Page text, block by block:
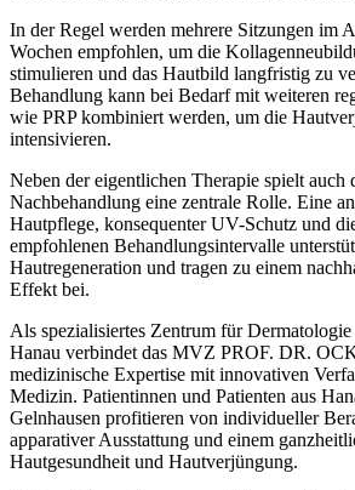
In der Regel werden mehrere Sitzungen im
Wochen empfohlen, um die
stimulieren und das Hautbild langfristig zu
Behandlung kann bei Bedarf mit weiteren
wie PRP kombiniert werden, um die
intensivieren.
Neben der eigentlichen Therapie spielt auch
Nachbehandlung eine zentrale Rolle. Eine
Hautpflege, konsequenter UV-Schutz und
empfohlenen Behandlungsintervalle
Hautregeneration und tragen zu einem
Effekt bei.
Als spezialisiertes Zentrum für
Hanau verbindet das MVZ PROF. DR.
medizinische Expertise mit innovativen
Medizin. Patientinnen und Patienten aus
Gelnhausen profitieren von individueller
apparativer Ausstattung und einem
Hautgesundheit und Hautverjüngung.